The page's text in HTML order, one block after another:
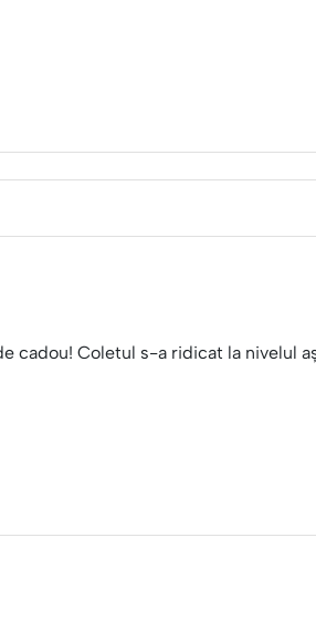
cadou! Coletul s-a ridicat la nivelul